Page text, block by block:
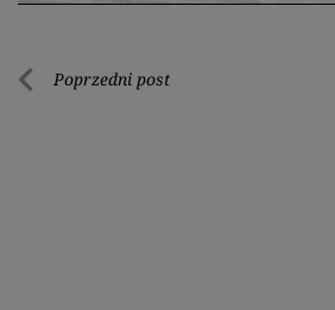
Nawigacja
Poprzedni post